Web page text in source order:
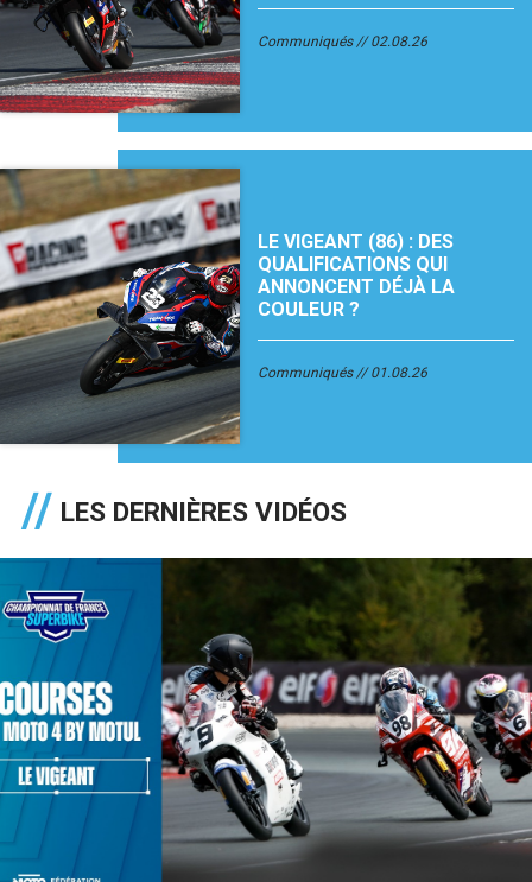
Communiqués 02.08.26
LE VIGEANT (86) : DES
QUALIFICATIONS QUI
ANNONCENT DÉJÀ LA
COULEUR ?
Communiqués 01.08.26
LES DERNIÈRES VIDÉOS